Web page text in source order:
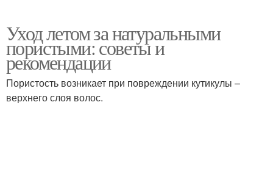
Уход летом за натуральными
пористыми: советы и
рекомендации
Пористость возникает при повреждении кутикулы –
верхнего слоя волос.